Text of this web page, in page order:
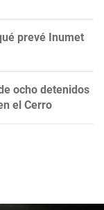
prevé Inumet
ocho detenidos
el Cerro